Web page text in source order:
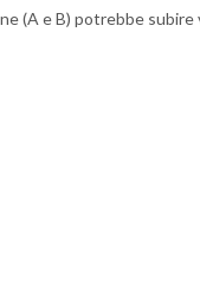
(A e B) potrebbe subire